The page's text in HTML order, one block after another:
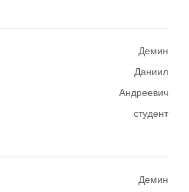
Демин
Даниил
Андреевич
студент
Демин